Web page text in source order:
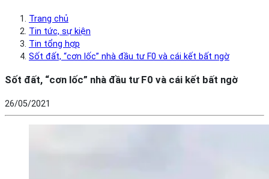
Trang chủ
Tin tức, sự kiện
Tin tổng hợp
Sốt đất, “cơn lốc” nhà đầu tư F0 và cái kết bất ngờ
Sốt đất, “cơn lốc” nhà đầu tư F0 và cái kết bất ngờ
26/05/2021